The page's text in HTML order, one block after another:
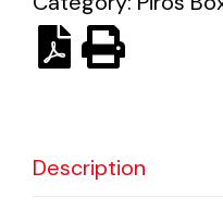
Description